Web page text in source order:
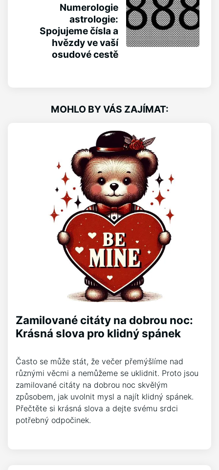
Numerologie
astrologie:
Spojujeme čísla a
hvězdy ve vaší
osudové cestě
MOHLO BY VÁS ZAJÍMAT:
Zamilované citáty na dobrou noc:
Krásná slova pro klidný spánek
Často se může stát, že večer přemýšlíme nad
různými věcmi a nemůžeme se uklidnit. Proto jsou
zamilované citáty na dobrou noc skvělým
způsobem, jak uvolnit mysl a najít klidný spánek.
Přečtěte si krásná slova a dejte svému srdci
potřebný odpočinek.